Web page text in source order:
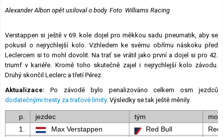
Alexander Albon opět usiloval o body. Foto: Williams Racing
Verstappen si ještě v 69. kole dojel pro měkkou sadu pneumatik, aby se
pokusil o nejrychlejší kolo. Vzhledem ke svému obřímu náskoku před
Leclercem si to mohl dovolit. Na trať se vrátil jako první a dojel si pro 42.
triumf v kariéře. Kromě toho skutečně zajel i nejrychlejší kolo závodu.
Druhý skončil Leclerc a třetí Pérez.
Aktualizace:Po závodě bylo penalizováno celkem osm jezdců
dodatečnými tresty za traťové limity. Výsledky se tak ještě měnily.
p. jezdec tým
1.
Max Verstappen Red Bull
Red